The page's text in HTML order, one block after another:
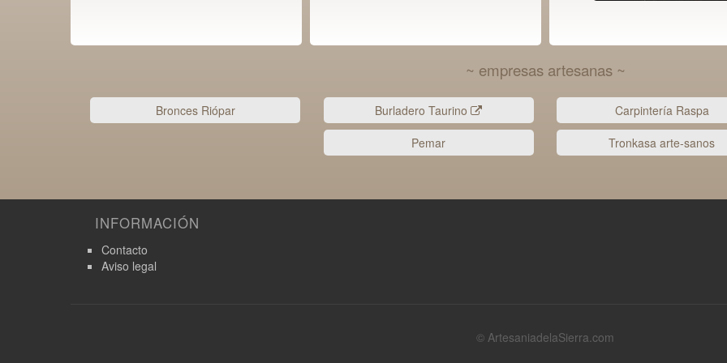
~ empresas artesanas ~
Bronces Riópar Burladero Taurino Carpintería Raspa
Pemar
Tronkasa arte-sanos
INFORMACIÓN
Contacto
Aviso legal
© ArtesaniadelaSierra.com